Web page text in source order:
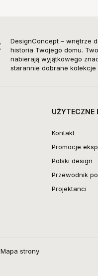
DesignConcept – wnętrze
historia Twojego domu.
nabierają wyjątkowego
starannie dobrane kolekcje
UŻYTECZNE
Kontakt
Promocje
Polski design
Przewodnik
Projektanci
Mapa strony